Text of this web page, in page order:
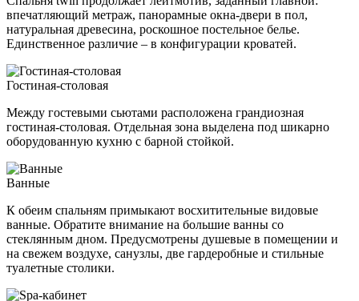
впечатляющий метраж, панорамные окна-двери в пол,
натуральная древесина, роскошное постельное белье.
Единственное различие – в конфигурации кроватей.
Гостиная-столовая
Между гостевыми сьютами расположена грандиозная
гостиная-столовая. Отдельная зона выделена под шикарно
оборудованную кухню с барной стойкой.
Ванные
К обеим спальням примыкают восхитительные видовые
ванные. Обратите внимание на большие ванны со
стеклянным дном. Предусмотрены душевые в помещении и
на свежем воздухе, санузлы, две гардеробные и стильные
туалетные столики.